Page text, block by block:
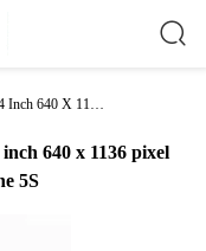
Inch 640 X 1136
640 x 1136 pixel
5S